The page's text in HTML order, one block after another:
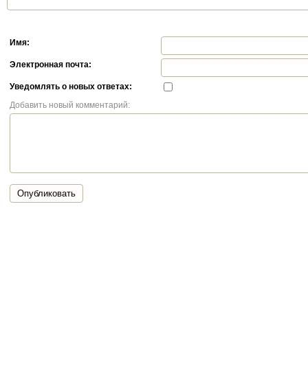
Имя:
Электронная почта:
Уведомлять о новых ответах:
Добавить новый комментарий:
Опубликовать